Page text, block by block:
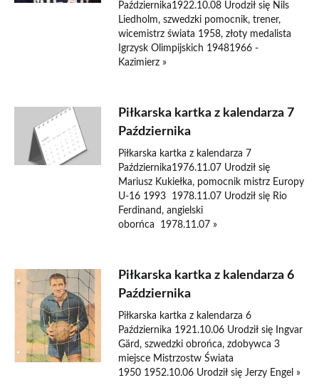
Października1922.10.08 Urodził się Nils
Liedholm, szwedzki pomocnik, trener,
wicemistrz świata 1958, złoty medalista
Igrzysk Olimpijskich 19481966 -
Kazimierz »
Piłkarska kartka z kalendarza 7
Października
Piłkarska kartka z kalendarza 7
Października1976.11.07 Urodził się
Mariusz Kukiełka, pomocnik mistrz Europy
U-16 1993 1978.11.07 Urodził się Rio
Ferdinand, angielski
oborńca 1978.11.07 »
Piłkarska kartka z kalendarza 6
Października
Piłkarska kartka z kalendarza 6
Października 1921.10.06 Urodził się Ingvar
Gärd, szwedzki obrońca, zdobywca 3
miejsce Mistrzostw Świata
1950 1952.10.06 Urodził się Jerzy Engel »